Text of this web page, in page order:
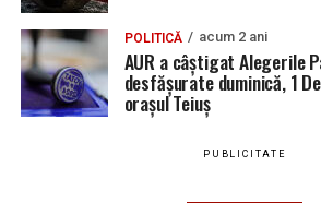
POLITICĂ acum 2 ani
AUR a câștigat Alegerile
desfășurate duminică, 1
orașul Teiuș
PUBLICITATE